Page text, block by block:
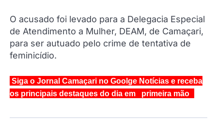
O acusado foi levado para a Delegacia Especial
de Atendimento a Mulher, DEAM, de Camaçari,
para ser autuado pelo crime de tentativa de
feminicídio.
Siga o Jornal Camaçari no Goolge Notícias e receba
os principais destaques do dia em primeira mão